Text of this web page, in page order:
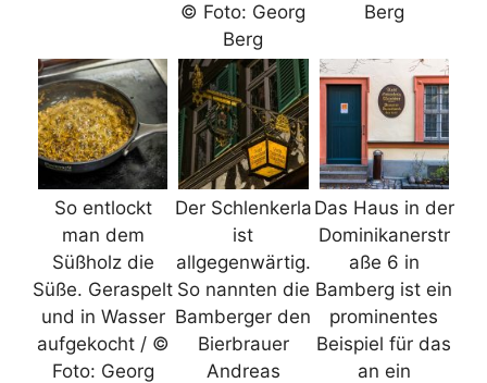
© Foto: Georg
Berg
Berg
So entlockt
man dem
Süßholz die
Süße. Geraspelt
und in Wasser
aufgekocht / ©
Foto: Georg
Der Schlenkerla
ist
allgegenwärtig.
So nannten die
Bamberger den
Bierbrauer
Andreas
Das Haus in der
Dominikanerstr
aße 6 in
Bamberg ist ein
prominentes
Beispiel für das
an ein